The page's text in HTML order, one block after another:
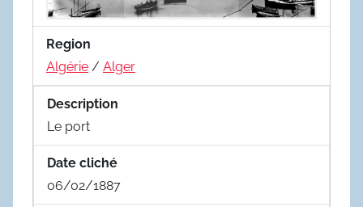
Region
Algérie / Alger
Description
Le port
Date cliché
06/02/1887